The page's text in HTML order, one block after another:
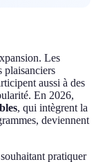
Les
plaisanciers
aussi à des
En 2026,
, qui intègrent la
deviennent
souhaitant pratiquer